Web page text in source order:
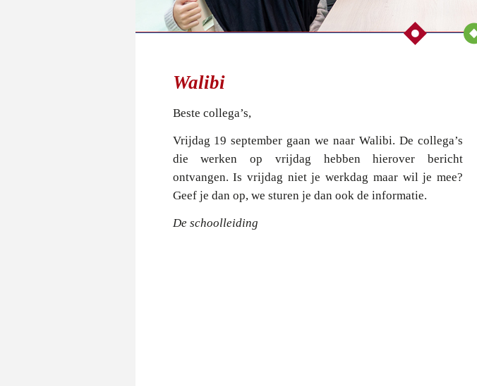
Walibi
Beste collega’s,
Vrijdag 19 september gaan we naar Walibi. De collega’s
die werken op vrijdag hebben hierover bericht
ontvangen. Is vrijdag niet je werkdag maar wil je mee?
Geef je dan op, we sturen je dan ook de informatie.
De schoolleiding